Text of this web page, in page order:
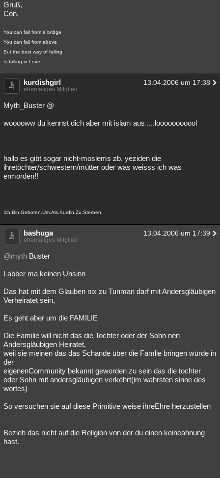
Gruß,
Con.
You can fall from a bridge
You can fall from above
But the best way of falling
Is falling in Love
kurdishgirl 13.04.2006 um 17:38
ehemaliges Mitglied
Myth_Buster @
wooooww du kennst dich aber mit islam aus ....looooooooool
hallo es gibt sogar nicht-moslems zb. yeziden die
ihretöchter/schwestern/mütter oder was weisss ich was
ermorden!!
Ich.Bin.Geboren.Um.Als.Kurdin.Zu.Sterben
bashuga 13.04.2006 um 17:39
ehemaliges Mitglied
@myth Buster
Labber ma keinen Unsinn
Das hat mit dem Glauben nix zu Tunman darf mit Andersgläubigen
Verheiratet sein,
Es geht aber um die FAMILIE
Die Familie will nicht das die Tochter oder der Sohn nen
Andersgläubigen Heiratet,
weil sie meinen das das Schande über die Famlie bringen würde in
der
eigenenCommunity bekannt geworden zu sein das die tochter
oder Sohn mit andersgläubigen verkehrt(im wahrsten sinne des
wortes)
So versuchen sie auf diese Primitive weise ihreEhre herzustellen
Bezieh das nicht auf die Religion von der du einen keineahnung
hast.